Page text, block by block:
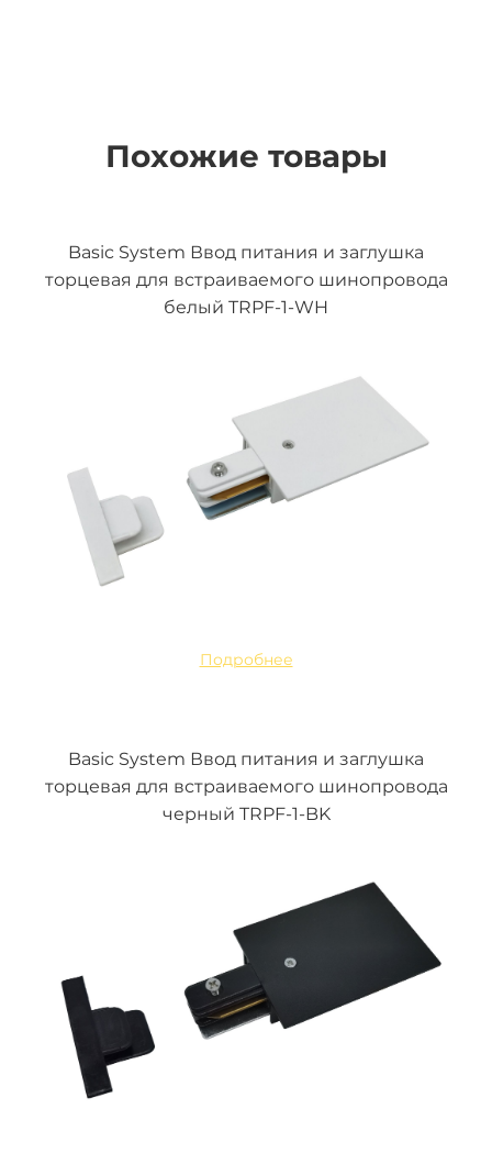
Похожие товары
Basic System Ввод питания и заглушка
торцевая для встраиваемого шинопровода
белый TRPF-1-WH
Подробнее
Basic System Ввод питания и заглушка
торцевая для встраиваемого шинопровода
черный TRPF-1-BK